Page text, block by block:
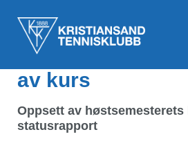
11. aug. 2022
Høstsemesteret
av kurs
Oppsett av høstsemesterets
statusrapport